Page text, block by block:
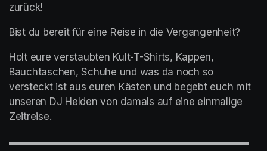
zurück!
Bist du bereit für eine Reise in die Vergangenheit?
Holt eure verstaubten Kult-T-Shirts, Kappen,
Bauchtaschen, Schuhe und was da noch so
versteckt ist aus euren Kästen und begebt euch mit
unseren DJ Helden von damals auf eine einmalige
Zeitreise.
▬▬▬▬▬▬▬▬▬▬▬▬▬▬▬▬▬▬▬▬▬▬▬▬